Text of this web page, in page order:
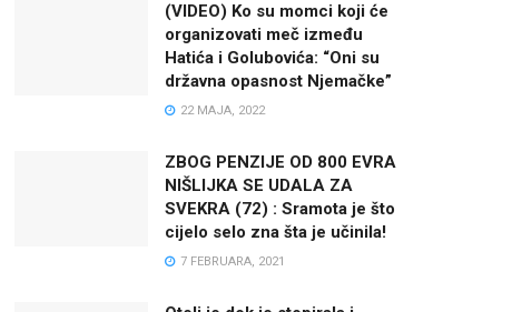
(VIDEO) Ko su momci koji će
organizovati meč između
Hatića i Golubovića: “Oni su
državna opasnost Njemačke”
22 MAJA, 2022
ZBOG PENZIJE OD 800 EVRA
NIŠLIJKA SE UDALA ZA
SVEKRA (72) : Sramota je što
cijelo selo zna šta je učinila!
7 FEBRUARA, 2021